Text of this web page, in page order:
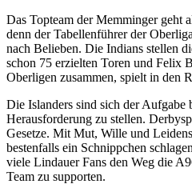
Das Topteam der Memminger geht
denn der Tabellenführer der
nach Belieben. Die Indians stellen
schon 75 erzielten Toren und Felix
Oberligen zusammen, spielt in den
Die Islanders sind sich der Aufgabe
Herausforderung zu stellen.
Gesetze. Mit Mut, Wille und
bestenfalls ein Schnippchen
viele Lindauer Fans den Weg die
Team zu supporten.